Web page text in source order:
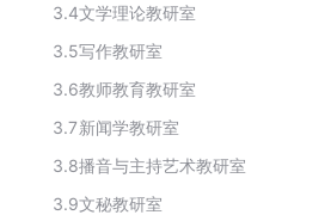
3.4文学理论教研室
3.5写作教研室
3.6教师教育教研室
3.7新闻学教研室
3.8播音与主持艺术教研室
3.9文秘教研室